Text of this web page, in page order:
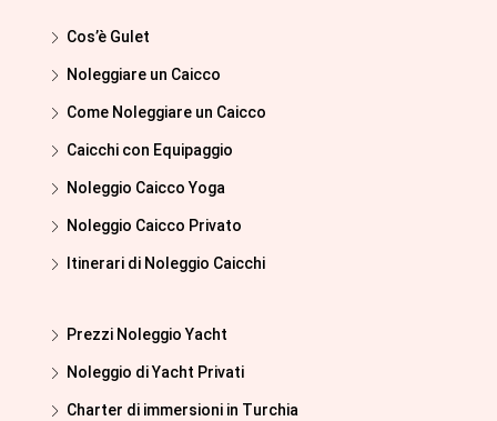
Cos’è Gulet
Noleggiare un Caicco
Come Noleggiare un Caicco
Caicchi con Equipaggio
Noleggio Caicco Yoga
Noleggio Caicco Privato
Itinerari di Noleggio Caicchi
Prezzi Noleggio Yacht
Noleggio di Yacht Privati
Charter di immersioni in Turchia